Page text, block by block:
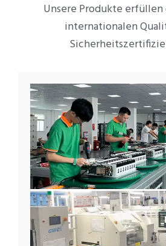
Unsere Produkte
internationalen